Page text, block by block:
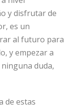
y disfrutar de
es un
al futuro para
y empezar a
duda,
de estas